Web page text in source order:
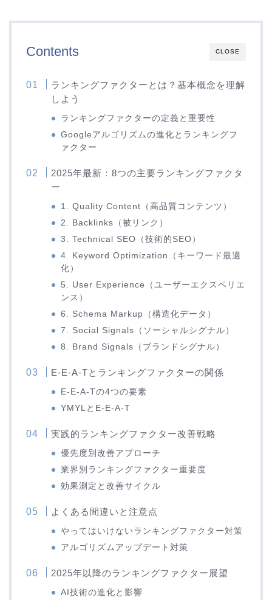
CLOSE
Contents
ランキングファクターとは？基本概念を理解
しよう
ランキングファクターの定義と重要性
Googleアルゴリズムの進化とランキングフ
ァクター
2025年最新：8つの主要ランキングファクタ
ー
1. Quality Content（高品質コンテンツ）
2. Backlinks（被リンク）
3. Technical SEO（技術的SEO）
4. Keyword Optimization（キーワード最適
化）
5. User Experience（ユーザーエクスペリエ
ンス）
6. Schema Markup（構造化データ）
7. Social Signals（ソーシャルシグナル）
8. Brand Signals（ブランドシグナル）
E-E-A-Tとランキングファクターの関係
E-E-A-Tの4つの要素
YMYLとE-E-A-T
実践的ランキングファクター改善戦略
優先度別改善アプローチ
業界別ランキングファクター重要度
効果測定と改善サイクル
よくある間違いと注意点
やってはいけないランキングファクター対策
アルゴリズムアップデート対策
2025年以降のランキングファクター展望
AI技術の進化と影響